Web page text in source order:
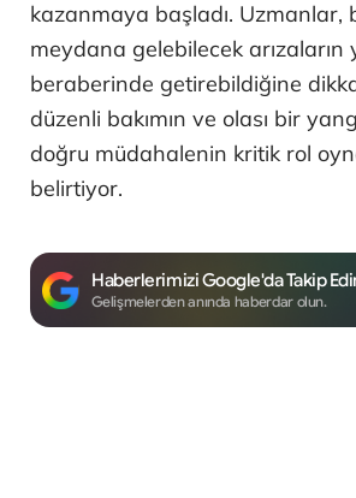
kazanmaya başladı.
meydana gelebilecek arızaların
beraberinde getirebildiğine
düzenli bakımın ve olası bir
doğru müdahalenin kritik rol
belirtiyor.
Haberlerimizi Google'da Takip
Gelişmelerden anında haberdar olun.